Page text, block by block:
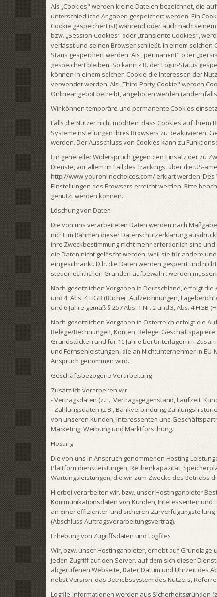
Als „Cookies" werden kleine Dateien bezeichnet, die
unterschiedliche Angaben gespeichert werden. Ein
Cookie gespeichert ist) während oder auch nach
bzw. „Session-Cookies" oder „transiente Cookies",
verlässt und seinen Browser schließt. In einem solchen
Staus gespeichert werden. Als „permanent" oder
gespeichert bleiben. So kann z.B. der Login-Status
können in einem solchen Cookie die Interessen der
verwendet werden. Als „Third-Party-Cookie" werden
Onlineangebot betreibt, angeboten werden
Wir können temporäre und permanente Cookies
Falls die Nutzer nicht möchten, dass Cookies auf
Systemeinstellungen ihres Browsers zu deaktivieren.
werden. Der Ausschluss von Cookies kann zu
Ein genereller Widerspruch gegen den Einsatz der zu
Dienste, vor allem im Fall des Trackings, über die US-
http://www.youronlinechoices.com/ erklärt werden.
Einstellungen des Browsers erreicht werden. Bitte
genutzt werden können.
Löschung von Daten
Die von uns verarbeiteten Daten werden nach
nicht im Rahmen dieser Datenschutzerklärung
ihre Zweckbestimmung nicht mehr erforderlich sind
die Daten nicht gelöscht werden, weil sie für andere
eingeschränkt. D.h. die Daten werden gesperrt und
steuerrechtlichen Gründen aufbewahrt werden
Nach gesetzlichen Vorgaben in Deutschland, erfolgt die
und 4, Abs. 4 HGB (Bücher, Aufzeichnungen,
und 6 Jahre gemäß § 257 Abs. 1 Nr. 2 und 3, Abs. 4 HGB
Nach gesetzlichen Vorgaben in Österreich erfolgt die
Belege/Rechnungen, Konten, Belege,
Grundstücken und für 10 Jahre bei Unterlagen im
und Fernsehleistungen, die an Nichtunternehmer in
Anspruch genommen wird.
Geschäftsbezogene Verarbeitung
Zusätzlich verarbeiten wir
- Vertragsdaten (z.B., Vertragsgegenstand, Laufzeit,
- Zahlungsdaten (z.B., Bankverbindung,
von unseren Kunden, Interessenten und
Marketing, Werbung und Marktforschung.
Hosting
Die von uns in Anspruch genommenen Hosting-
Plattformdienstleistungen, Rechenkapazität,
Wartungsleistungen, die wir zum Zwecke des Betriebs
Hierbei verarbeiten wir, bzw. unser Hostinganbieter
Kommunikationsdaten von Kunden, Interessenten
an einer effizienten und sicheren Zurverfügungstellung
(Abschluss Auftragsverarbeitungsvertrag).
Erhebung von Zugriffsdaten und Logfiles
Wir, bzw. unser Hostinganbieter, erhebt auf Grundlage
jeden Zugriff auf den Server, auf dem sich dieser
abgerufenen Webseite, Datei, Datum und Uhrzeit des
nebst Version, das Betriebssystem des Nutzers,
Logfile-Informationen werden aus Sicherheitsgründen